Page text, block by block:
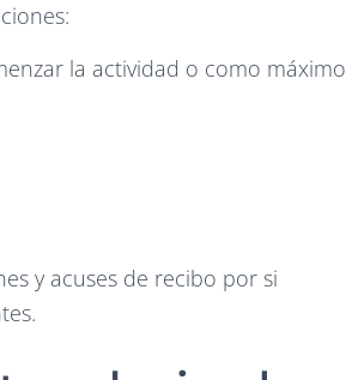
la actividad o como
y acuses de recibo por si